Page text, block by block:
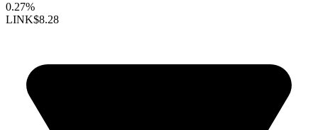
0.27%
LINK$8.28